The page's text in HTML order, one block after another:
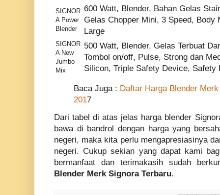
SIGNOR
A Power
Blender
600 Watt, Blender, Bahan Gelas
Gelas Chopper Mini, 3 Speed, Body
Large
SIGNOR
A New
Jumbo
Mix
500 Watt, Blender, Gelas Terbuat
Tombol on/off, Pulse, Strong dan
Silicon, Triple Safety Device, Safety
Baca Juga : Daftar Harga Blender
2017
Dari tabel di atas jelas harga blender
bawa di bandrol dengan harga yang
negeri, maka kita perlu mengapresiasinya
negeri. Cukup sekian yang dapat kami
bermanfaat dan terimakasih sudah
Blender Merk Signora Terbaru.